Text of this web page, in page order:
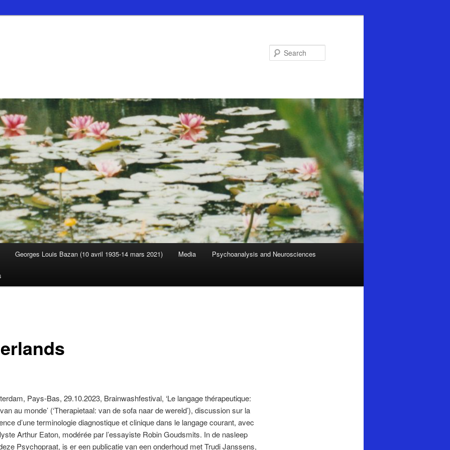
Georges Louis Bazan (10 avril 1935-14 mars 2021) Media Psychoanalysis and Neurosciences
Pays-Bas, 29.10.2023, Brainwashfestival, ‘Le langage thérapeutique:
au monde’ (‘Therapietaal: van de sofa naar de wereld’), discussion sur la
d’une terminologie diagnostique et clinique dans le langage courant, avec
Arthur Eaton, modérée par l’essayiste Robin Goudsmits. In de nasleep
Psychopraat, is er een publicatie van een onderhoud met Trudi Janssens,